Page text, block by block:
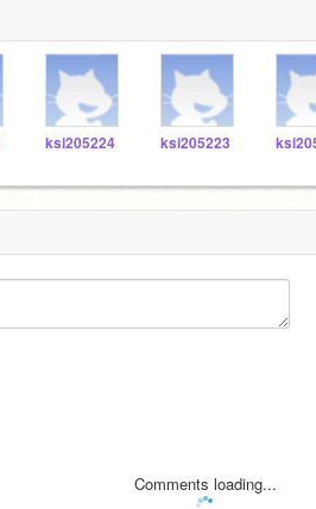
ksi205224 ksi205223
Comments loading...